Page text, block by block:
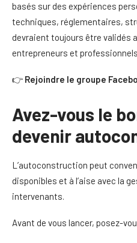
basés sur des expériences
techniques, réglementaires,
devraient toujours être validés
entrepreneurs et
👉 Rejoindre le groupe
Avez-vous le
devenir
L’autoconstruction peut
disponibles et à l’aise avec la
intervenants.
Avant de vous lancer, posez-